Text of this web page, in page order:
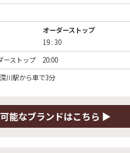
オーダーストップ
19 : 30
ーストップ 20:00
川駅から車で3分
能なブランドはこちら ▶